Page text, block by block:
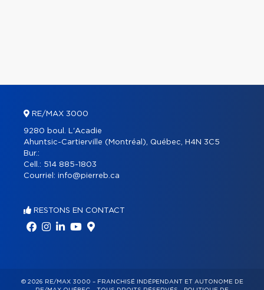
RE/MAX 3000
9280 boul. L'Acadie
Ahuntsic-Cartierville (Montréal), Québec, H4N 3C5
Bur.:
Cell.: 514 885-1803
Courriel: info@pierreb.ca
RESTONS EN CONTACT
© 2026 RE/MAX 3000 – FRANCHISÉ INDÉPENDANT ET AUTONOME DE